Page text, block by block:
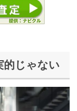
的じゃない